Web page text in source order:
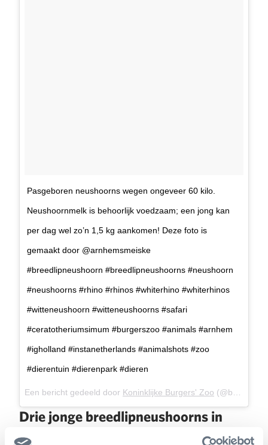
Pasgeboren neushoorns wegen ongeveer 60 kilo.
Neushoornmelk is behoorlijk voedzaam; een jong kan
per dag wel zo’n 1,5 kg aankomen! Deze foto is
gemaakt door @arnhemsmeiske ⠀ ⠀
#breedlipneushoorn #breedlipneushoorns #neushoorn
#neushoorns #rhino #rhinos #whiterhino #whiterhinos
#witteneushoorn #witteneushoorns #safari
#ceratotheriumsimum #burgerszoo #animals #arnhem
#igholland #instanetherlands #animalshots #zoo
#dierentuin #dierenpark #dieren
Een bericht gedeeld door Koninklijke Burgers' Zoo (@burgerszoo) op 1 Dec 2017 om 12:42 (PST)
Drie jonge breedlipneushoorns in
Arnhem!